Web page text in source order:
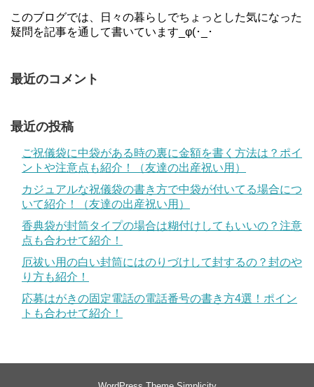
このブログでは、日々の暮らしでちょっとした気になった
疑問を記事を通して書いています_φ(･_･
最近のコメント
最近の投稿
ご祝儀袋に中袋がある時の裏に金額を書く方法は？ポイ
ントや注意点も紹介！（友達の出産祝い用）
カジュアルな祝儀袋の書き方で中袋が付いてる場合につ
いて紹介！（友達の出産祝い用）
香典袋が封筒タイプの場合は糊付けしてもいいの？注意
点も合わせて紹介！
厄祓い用の白い封筒にはのりづけして封するの？封のや
り方も紹介！
応募はがきの固定電話の電話番号の書き方4選！ポイン
トも合わせて紹介！